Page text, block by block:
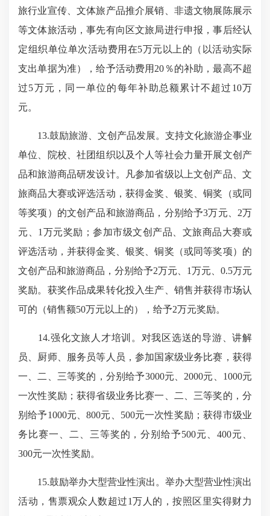
旅行业宣传、文体旅产品推介展销、非遗文物展陈展示
等文体旅活动，事先有向区文旅局进行申报，事后经认
定组织单位单次活动费用在5万元以上的（以活动实际
支出单据为准），给予活动费用20％的补助，最高不超
过5万元，同一单位的每年补助总额累计不超过10万
元。
13.鼓励旅游、文创产品发展。支持文化旅游企事业
单位、院校、社团组织以及个人等社会力量开展文创产
品和旅游商品研发设计。凡参加省级以上文创产品、文
旅商品大赛或评选活动，获得金奖、银奖、铜奖（或同
等奖项）的文创产品和旅游商品，分别给予3万元、2万
元、1万元奖励；参加市级文创产品、文旅商品大赛或
评选活动，并获得金奖、银奖、铜奖（或同等奖项）的
文创产品和旅游商品，分别给予2万元、1万元、0.5万元
奖励。获奖作品成果转化投入生产、销售并获得市场认
可的（销售额50万元以上的），给予2万元奖励。
14.强化文旅人才培训。对我区选送的导游、讲解
员、厨师、服务员等人员，参加国家级业务比赛，获得
一、二、三等奖的，分别给予3000元、2000元、1000元
一次性奖励；获得省级业务比赛一、二、三等奖的，分
别给予1000元、800元、500元一次性奖励；获得市级业
务比赛一、二、三等奖的，分别给予500元、400元、
300元一次性奖励。
15.鼓励举办大型营业性演出。举办大型营业性演出
活动，售票观众人数超过1万人的，按照区里实得财力